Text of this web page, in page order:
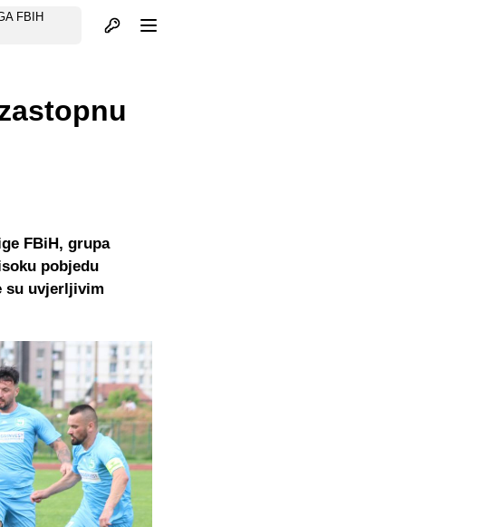
FBIH
Otvori profil
FBiH, grupa
pobjedu
su uvjerljivim